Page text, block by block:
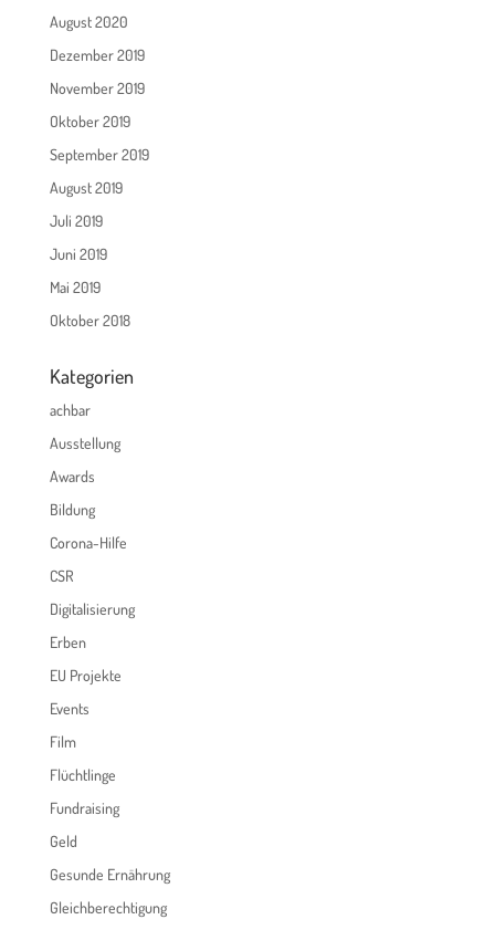
August 2020
Dezember 2019
November 2019
Oktober 2019
September 2019
August 2019
Juli 2019
Juni 2019
Mai 2019
Oktober 2018
Kategorien
achbar
Ausstellung
Awards
Bildung
Corona-Hilfe
CSR
Digitalisierung
Erben
EU Projekte
Events
Film
Flüchtlinge
Fundraising
Geld
Gesunde Ernährung
Gleichberechtigung